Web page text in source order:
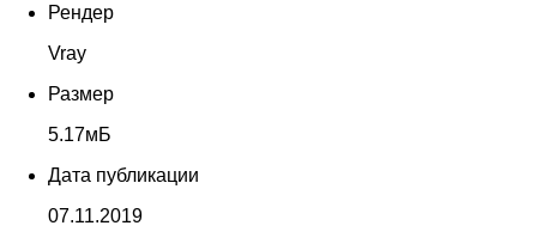
Рендер
Vray
Размер
5.17мБ
Дата публикации
07.11.2019